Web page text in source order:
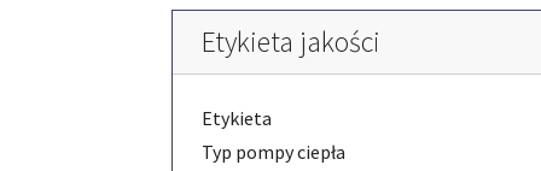
Etykieta jakości
Etykieta
Typ pompy ciepła